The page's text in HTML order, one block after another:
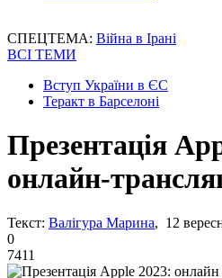
СПЕЦТЕМА: Війна в Ірані
ВСІ ТЕМИ
Вступ України в ЄС
Теракт в Барселоні
Презентація
онлайн-
Текст: Валігура Марина, 12
0
7411